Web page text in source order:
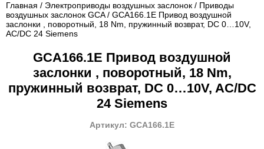
Главная / Электроприводы воздушных заслонок / Приводы
воздушных заслонок GCA/ GCA166.1E Привод воздушной
заслонки , поворотный, 18 Nm, пружинный возврат, DС 0…10V,
AC/DC 24 Siemens
GCA166.1E Привод воздушной
заслонки , поворотный, 18 Nm,
пружинный возврат, DС 0…10V, AC/DC
24 Siemens
Артикул: GCA166.1E